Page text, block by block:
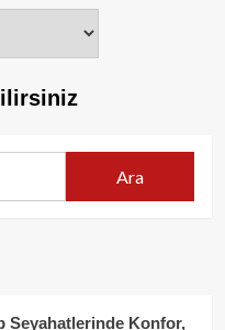
Seyahatlerinde Konfor,